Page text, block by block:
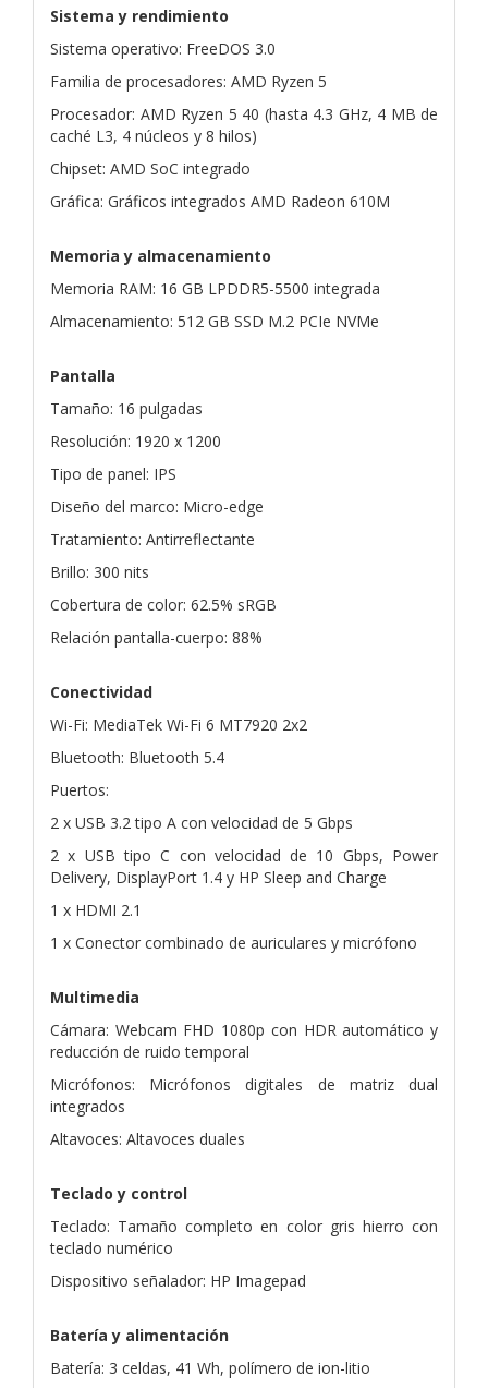
Sistema y rendimiento
Sistema operativo: FreeDOS 3.0
Familia de procesadores: AMD Ryzen 5
Procesador: AMD Ryzen 5 40 (hasta 4.3 GHz, 4 MB de
caché L3, 4 núcleos y 8 hilos)
Chipset: AMD SoC integrado
Gráfica: Gráficos integrados AMD Radeon 610M
Memoria y almacenamiento
Memoria RAM: 16 GB LPDDR5-5500 integrada
Almacenamiento: 512 GB SSD M.2 PCIe NVMe
Pantalla
Tamaño: 16 pulgadas
Resolución: 1920 x 1200
Tipo de panel: IPS
Diseño del marco: Micro-edge
Tratamiento: Antirreflectante
Brillo: 300 nits
Cobertura de color: 62.5% sRGB
Relación pantalla-cuerpo: 88%
Conectividad
Wi-Fi: MediaTek Wi-Fi 6 MT7920 2x2
Bluetooth: Bluetooth 5.4
Puertos:
2 x USB 3.2 tipo A con velocidad de 5 Gbps
2 x USB tipo C con velocidad de 10 Gbps, Power
Delivery, DisplayPort 1.4 y HP Sleep and Charge
1 x HDMI 2.1
1 x Conector combinado de auriculares y micrófono
Multimedia
Cámara: Webcam FHD 1080p con HDR automático y
reducción de ruido temporal
Micrófonos: Micrófonos digitales de matriz dual
integrados
Altavoces: Altavoces duales
Teclado y control
Teclado: Tamaño completo en color gris hierro con
teclado numérico
Dispositivo señalador: HP Imagepad
Batería y alimentación
Batería: 3 celdas, 41 Wh, polímero de ion-litio